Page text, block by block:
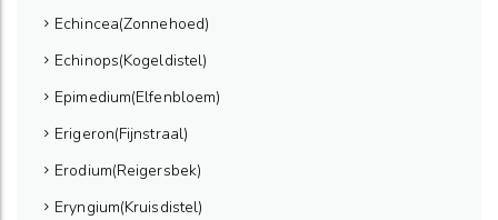
Echincea(Zonnehoed)
Echinops(Kogeldistel)
Epimedium(Elfenbloem)
Erigeron(Fijnstraal)
Erodium(Reigersbek)
Eryngium(Kruisdistel)